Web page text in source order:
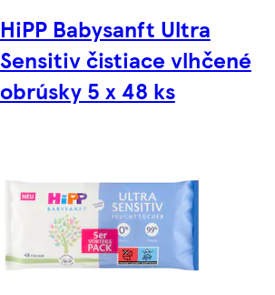
HiPP Babysanft Ultra
Sensitiv čistiace vlhčené
obrúsky 5 x 48 ks